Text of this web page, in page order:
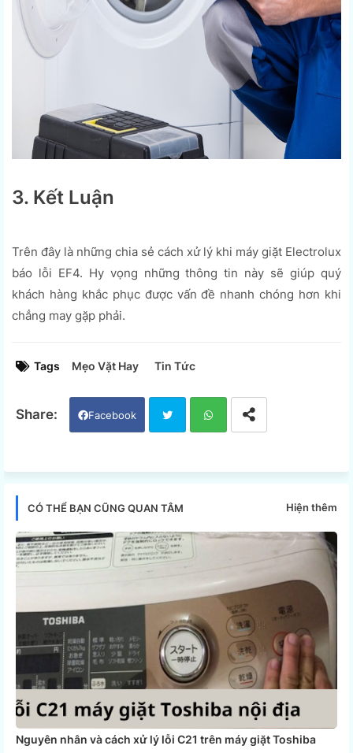
3. Kết Luận
Trên đây là những chia sẻ cách xử lý khi máy giặt Electrolux
báo lỗi EF4. Hy vọng những thông tin này sẽ giúp quý
khách hàng khắc phục được vấn đề nhanh chóng hơn khi
chẳng may gặp phải.
Tags Mẹo Vặt Hay Tin Tức
Facebook
CÓ THỂ BẠN CŨNG QUAN TÂM Hiện thêm
Nguyên nhân và cách xử lý lỗi C21 trên máy giặt Toshiba